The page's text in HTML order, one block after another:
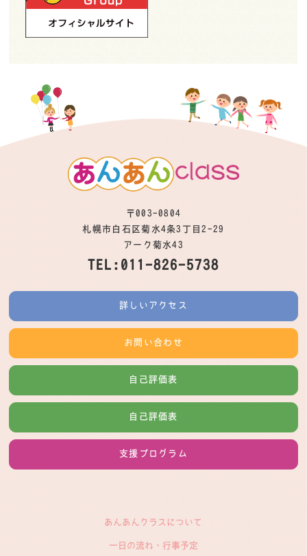
〒003-0804
札幌市白石区菊水4条3丁目2-29
アーク菊水43
TEL:011-826-5738
詳しいアクセス
お問い合わせ
自己評価表
自己評価表
支援プログラム
あんあんクラスについて
一日の流れ・行事予定